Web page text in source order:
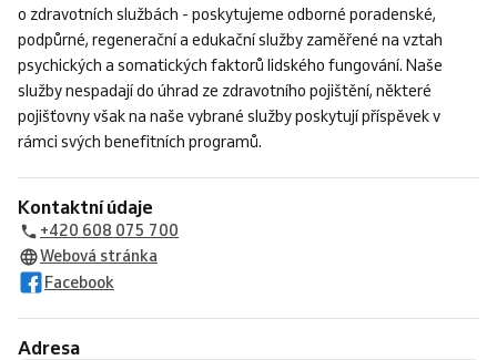
o zdravotních službách - poskytujeme odborné poradenské,
podpůrné, regenerační a edukační služby zaměřené na vztah
psychických a somatických faktorů lidského fungování. Naše
služby nespadají do úhrad ze zdravotního pojištění, některé
pojišťovny však na naše vybrané služby poskytují příspěvek v
rámci svých benefitních programů.
Kontaktní údaje
+420 608 075 700
Webová stránka
Facebook
Adresa